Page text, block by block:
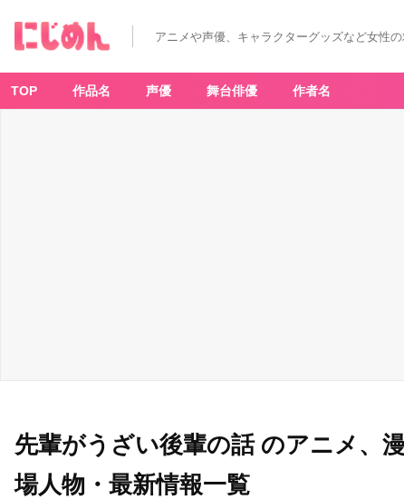
アニメや声優、キャラクターグッズなど女性
TOP 作品名 声優 舞台俳優 作者名
先輩がうざい後輩の話 のアニメ、
場人物・最新情報一覧